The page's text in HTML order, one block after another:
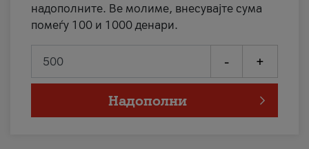
надополните. Ве молиме, внесувајте сума
помеѓу 100 и 1000 денари.
- +
Надополни